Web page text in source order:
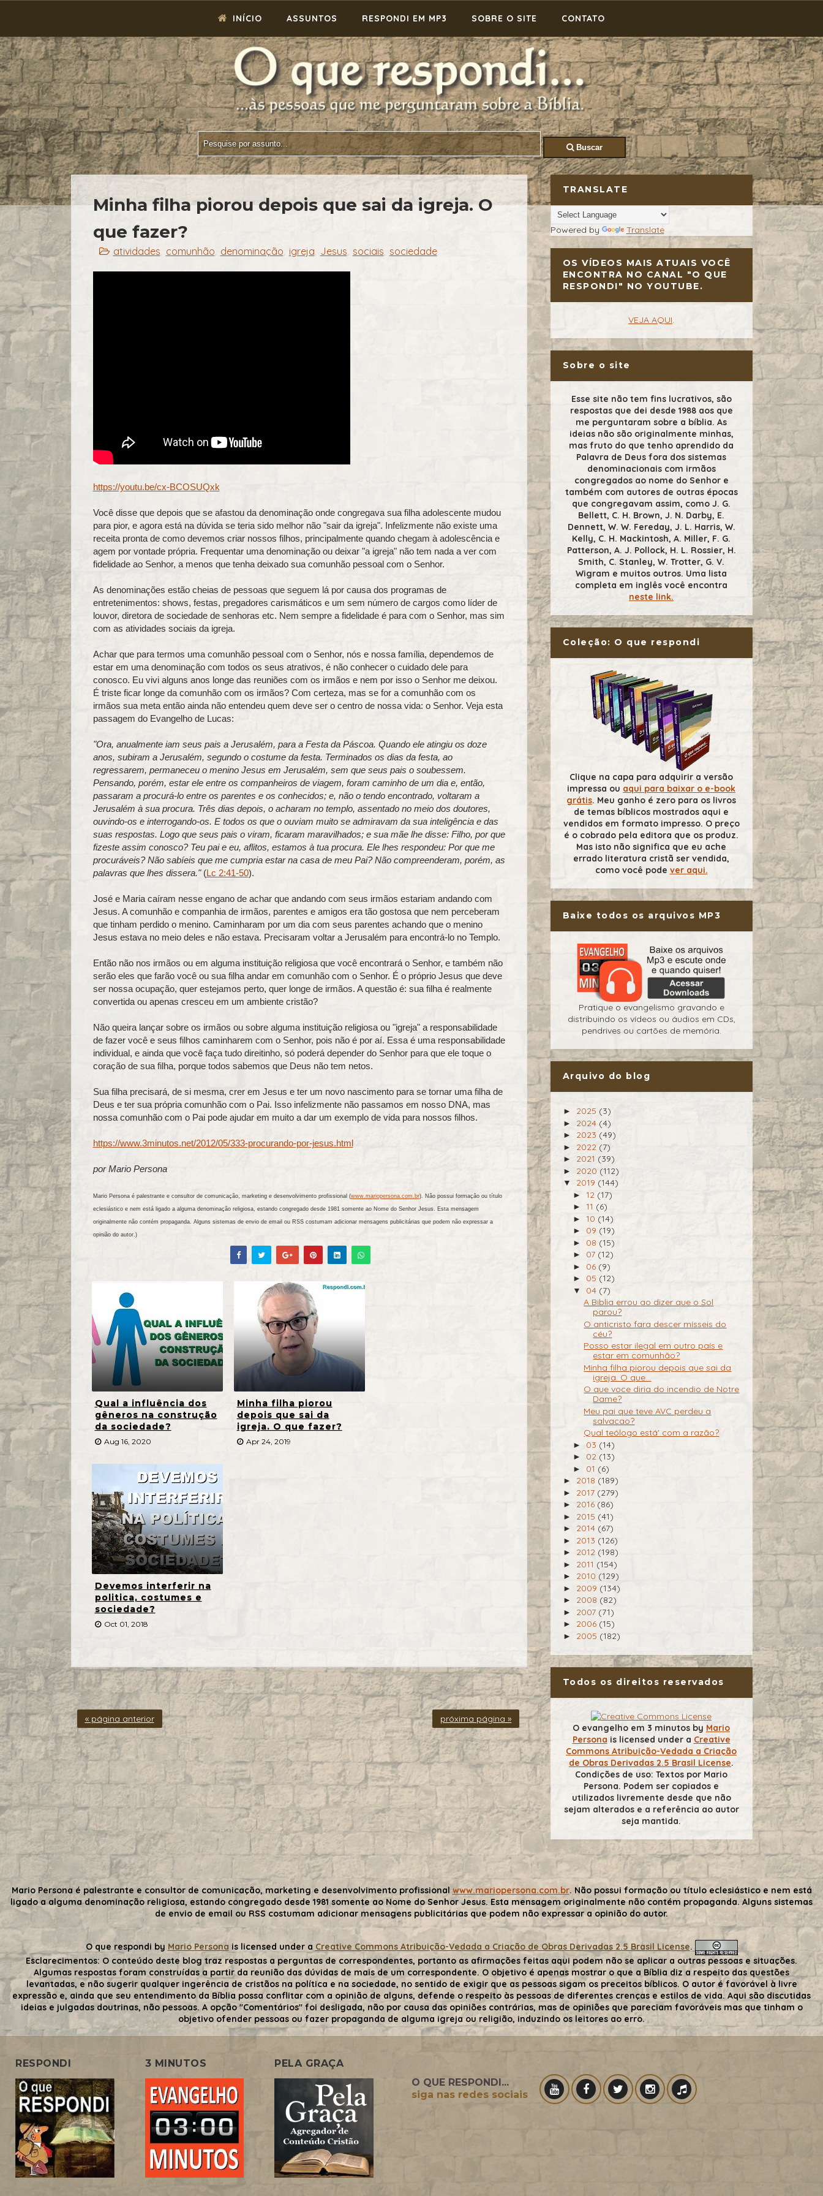
INÍCIO ASSUNTOS RESPONDI EM MP3 SOBRE O SITE CONTATO
Buscar
Minha filha piorou depois que sai da igreja. O
que fazer?
atividades comunhão denominação igreja Jesus sociais sociedade
https://youtu.be/cx-BCOSUQxk
Você disse que depois que se afastou da denominação onde congregava sua filha adolescente mudou
para pior, e agora está na dúvida se teria sido melhor não "sair da igreja". Infelizmente não existe uma
receita pronta de como devemos criar nossos filhos, principalmente quando chegam à adolescência e
agem por vontade própria. Frequentar uma denominação ou deixar "a igreja" não tem nada a ver com
fidelidade ao Senhor, a menos que tenha deixado sua comunhão pessoal com o Senhor.
As denominações estão cheias de pessoas que seguem lá por causa dos programas de
entretenimentos: shows, festas, pregadores carismáticos e um sem número de cargos como líder de
louvor, diretora de sociedade de senhoras etc. Nem sempre a fidelidade é para com o Senhor, mas sim
com as atividades sociais da igreja.
Achar que para termos uma comunhão pessoal com o Senhor, nós e nossa família, dependemos de
estar em uma denominação com todos os seus atrativos, é não conhecer o cuidado dele para
conosco. Eu vivi alguns anos longe das reuniões com os irmãos e nem por isso o Senhor me deixou.
É triste ficar longe da comunhão com os irmãos? Com certeza, mas se for a comunhão com os
irmãos sua meta então ainda não entendeu quem deve ser o centro de nossa vida: o Senhor. Veja esta
passagem do Evangelho de Lucas:
"Ora, anualmente iam seus pais a Jerusalém, para a Festa da Páscoa. Quando ele atingiu os doze
anos, subiram a Jerusalém, segundo o costume da festa. Terminados os dias da festa, ao
regressarem, permaneceu o menino Jesus em Jerusalém, sem que seus pais o soubessem.
Pensando, porém, estar ele entre os companheiros de viagem, foram caminho de um dia e, então,
passaram a procurá-lo entre os parentes e os conhecidos; e, não o tendo encontrado, voltaram a
Jerusalém à sua procura. Três dias depois, o acharam no templo, assentado no meio dos doutores,
ouvindo-os e interrogando-os. E todos os que o ouviam muito se admiravam da sua inteligência e das
suas respostas. Logo que seus pais o viram, ficaram maravilhados; e sua mãe lhe disse: Filho, por que
fizeste assim conosco? Teu pai e eu, aflitos, estamos à tua procura. Ele lhes respondeu: Por que me
procuráveis? Não sabíeis que me cumpria estar na casa de meu Pai? Não compreenderam, porém, as
palavras que lhes dissera."(Lc 2:41-50).
José e Maria caíram nesse engano de achar que andando com seus irmãos estariam andando com
Jesus. A comunhão e companhia de irmãos, parentes e amigos era tão gostosa que nem perceberam
que tinham perdido o menino. Caminharam por um dia com seus parentes achando que o menino
Jesus estava no meio deles e não estava. Precisaram voltar a Jerusalém para encontrá-lo no Templo.
Então não nos irmãos ou em alguma instituição religiosa que você encontrará o Senhor, e também não
serão eles que farão você ou sua filha andar em comunhão com o Senhor. É o próprio Jesus que deve
ser nossa ocupação, quer estejamos perto, quer longe de irmãos. A questão é: sua filha é realmente
convertida ou apenas cresceu em um ambiente cristão?
Não queira lançar sobre os irmãos ou sobre alguma instituição religiosa ou "igreja" a responsabilidade
de fazer você e seus filhos caminharem com o Senhor, pois não é por aí. Essa é uma responsabilidade
individual, e ainda que você faça tudo direitinho, só poderá depender do Senhor para que ele toque o
coração de sua filha, porque todos sabemos que Deus não tem netos.
Sua filha precisará, de si mesma, crer em Jesus e ter um novo nascimento para se tornar uma filha de
Deus e ter sua própria comunhão com o Pai. Isso infelizmente não passamos em nosso DNA, mas
nossa comunhão com o Pai pode ajudar em muito a dar um exemplo de vida para nossos filhos.
https://www.3minutos.net/2012/05/333-procurando-por-jesus.html
por Mario Persona
Mario Persona é palestrante e consultor de comunicação, marketing e desenvolvimento profissional (www.mariopersona.com.br). Não possui formação ou título
eclesiástico e nem está ligado a alguma denominação religiosa, estando congregado desde 1981 somente ao Nome do Senhor Jesus. Esta mensagem
originalmente não contém propaganda. Alguns sistemas de envio de email ou RSS costumam adicionar mensagens publicitárias que podem não expressar a
opinião do autor.)
Qual a influência dos
gêneros na construção
da sociedade?
Aug 16, 2020
Minha filha piorou
depois que sai da
igreja. O que fazer?
Apr 24, 2019
Devemos interferir na
politica, costumes e
sociedade?
Oct 01, 2018
« página anterior próxima página »
TRANSLATE
Powered by Translate
OS VÍDEOS MAIS ATUAIS VOCÊ
ENCONTRA NO CANAL "O QUE
RESPONDI" NO YOUTUBE.
VEJA AQUI.
Sobre o site
Esse site não tem fins lucrativos, são
respostas que dei desde 1988 aos que
me perguntaram sobre a bíblia. As
ideias não são originalmente minhas,
mas fruto do que tenho aprendido da
Palavra de Deus fora dos sistemas
denominacionais com irmãos
congregados ao nome do Senhor e
também com autores de outras épocas
que congregavam assim, como J. G.
Bellett, C. H. Brown, J. N. Darby, E.
Dennett, W. W. Fereday, J. L. Harris, W.
Kelly, C. H. Mackintosh, A. Miller, F. G.
Patterson, A. J. Pollock, H. L. Rossier, H.
Smith, C. Stanley, W. Trotter, G. V.
Wigram e muitos outros. Uma lista
completa em inglês você encontra
neste link.
Coleção: O que respondi
Clique na capa para adquirir a versão
impressa ou aqui para baixar o e-book
grátis. Meu ganho é zero para os livros
de temas bíblicos mostrados aqui e
vendidos em formato impresso. O preço
é o cobrado pela editora que os produz.
Mas isto não significa que eu ache
errado literatura cristã ser vendida,
como você pode ver aqui.
Baixe todos os arquivos MP3
Pratique o evangelismo gravando e
distribuindo os vídeos ou áudios em CDs,
pendrives ou cartões de memória.
Arquivo do blog
► 2025 (3)
► 2024 (4)
► 2023 (49)
► 2022 (7)
► 2021 (39)
► 2020 (112)
▼ 2019 (144)
►12 (17)
►11 (6)
►10 (14)
► 09 (19)
► 08 (15)
► 07 (12)
► 06 (9)
► 05 (12)
▼ 04 (7)
A Biblia errou ao dizer que o Sol
parou?
O anticristo fara descer mísseis do
céu?
Posso estar ilegal em outro país e
estar em comunhão?
Minha filha piorou depois que sai da
igreja. O que...
O que voce diria do incendio de Notre
Dame?
Meu pai que teve AVC perdeu a
salvacao?
Qual teólogo está' com a razão?
► 03 (14)
► 02 (13)
► 01 (6)
► 2018 (189)
► 2017 (279)
► 2016 (86)
► 2015 (41)
► 2014 (67)
► 2013 (126)
► 2012 (198)
► 2011 (154)
► 2010 (129)
► 2009 (134)
► 2008 (82)
► 2007 (71)
► 2006 (15)
► 2005 (182)
Todos os direitos reservados
O evangelho em 3 minutos by Mario
Persona is licensed under a Creative
Commons Atribuição-Vedada a Criação
de Obras Derivadas 2.5 Brasil License.
Condições de uso: Textos por Mario
Persona. Podem ser copiados e
utilizados livremente desde que não
sejam alterados e a referência ao autor
seja mantida.
Mario Persona é palestrante e consultor de comunicação, marketing e desenvolvimento profissionalwww.mariopersona.com.br. Não possui formação ou título eclesiástico e nem está
ligado a alguma denominação religiosa, estando congregado desde 1981 somente ao Nome do Senhor Jesus. Esta mensagem originalmente não contém propaganda. Alguns sistemas
de envio de email ou RSS costumam adicionar mensagens publicitárias que podem não expressar a opinião do autor.
O que respondi by Mario Persona is licensed under a Creative Commons Atribuição-Vedada a Criação de Obras Derivadas 2.5 Brasil License.
Esclarecimentos: O conteúdo deste blog traz respostas a perguntas de correspondentes, portanto as afirmações feitas aqui podem não se aplicar a outras pessoas e situações.
Algumas respostas foram construídas a partir da reunião das dúvidas de mais de um correspondente. O objetivo é apenas mostrar o que a Bíblia diz a respeito das questões
levantadas, e não sugerir qualquer ingerência de cristãos na política e na sociedade, no sentido de exigir que as pessoas sigam os preceitos bíblicos. O autor é favorável à livre
expressão e, ainda que seu entendimento da Bíblia possa conflitar com a opinião de alguns, defende o respeito às pessoas de diferentes crenças e estilos de vida. Aqui são discutidas
ideias e julgadas doutrinas, não pessoas. A opção "Comentários" foi desligada, não por causa das opiniões contrárias, mas de opiniões que pareciam favoráveis mas que tinham o
objetivo ofender pessoas ou fazer propaganda de alguma igreja ou religião, induzindo os leitores ao erro.
RESPONDI 3 MINUTOS
PELA GRAÇA
O QUE RESPONDI...
siga nas redes sociais